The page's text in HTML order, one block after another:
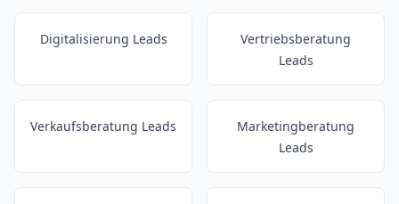
Digitalisierung Leads
Vertriebsberatung
Leads
Verkaufsberatung Leads
Marketingberatung
Leads